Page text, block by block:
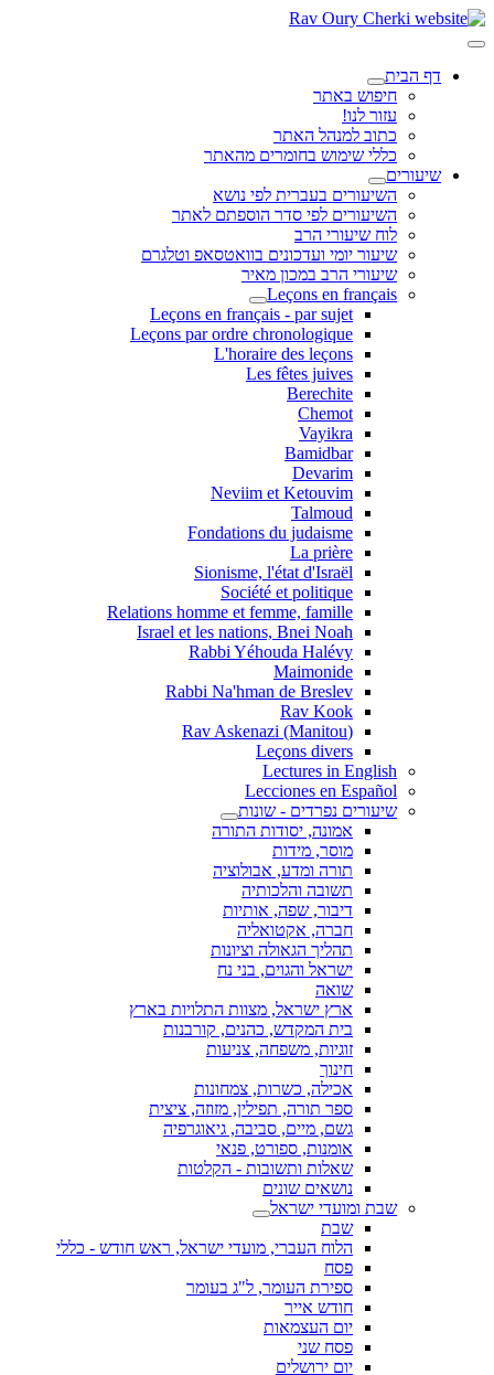
דף הבית
חיפוש באתר
עזור לנו!
כתוב למנהל האתר
כללי שימוש בחומרים מהאתר
שיעורים
השיעורים בעברית לפי נושא
השיעורים לפי סדר הוספתם לאתר
לוח שיעורי הרב
שיעור יומי ועדכונים בוואטסאפ וטלגרם
שיעורי הרב במכון מאיר
Leçons en français
Leçons en français - par sujet
Leçons par ordre chronologique
L'horaire des leçons
Les fêtes juives
Berechite
Chemot
Vayikra
Bamidbar
Devarim
Neviim et Ketouvim
Talmoud
Fondations du judaisme
La prière
Sionisme, l'état d'Israël
Société et politique
Relations homme et femme, famille
Israel et les nations, Bnei Noah
Rabbi Yéhouda Halévy
Maimonide
Rabbi Na'hman de Breslev
Rav Kook
(Rav Askenazi (Manitou
Leçons divers
Lectures in English
Lecciones en Español
שיעורים נפרדים - שונות
אמונה, יסודות התורה
מוסר, מידות
תורה ומדע, אבולוציה
תשובה והלכותיה
דיבור, שפה, אותיות
חברה, אקטואליה
תהליך הגאולה וציונות
ישראל והגוים, בני נח
שואה
ארץ ישראל, מצוות התלויות בארץ
בית המקדש, כהנים, קורבנות
זוגיות, משפחה, צניעות
חינוך
אכילה, כשרות, צמחונות
ספר תורה, תפילין, מזוזה, ציצית
גשם, מיים, סביבה, גיאוגרפיה
אומנות, ספורט, פנאי
שאלות ותשובות - הקלטות
נושאים שונים
שבת ומועדי ישראל
שבת
הלוח העברי, מועדי ישראל, ראש חודש - כללי
פסח
ספירת העומר, ל"ג בעומר
חודש אייר
יום העצמאות
פסח שני
יום ירושלים